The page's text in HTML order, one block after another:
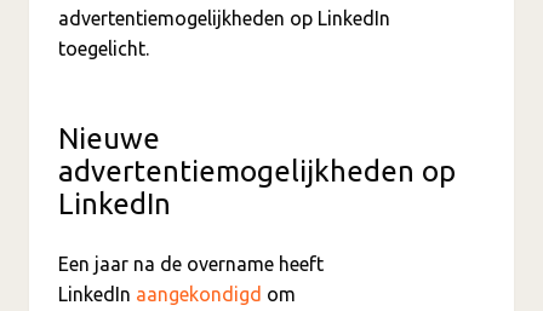
advertentiemogelijkheden op LinkedIn
toegelicht.
Nieuwe
advertentiemogelijkheden op
LinkedIn
Een jaar na de overname heeft
LinkedIn aangekondigd om